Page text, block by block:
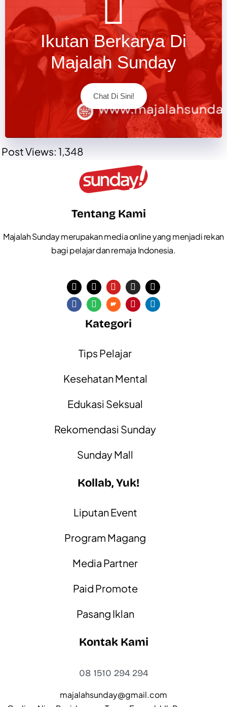
Ikutan Berkarya Di
Majalah Sunday
Chat Di Sini!
Post Views: 1,348
Tentang Kami
Majalah Sunday merupakan media online yang menjadi rekan
bagi pelajar dan remaja Indonesia.
Kategori
Tips Pelajar
Kesehatan Mental
Edukasi Seksual
Rekomendasi Sunday
Sunday Mall
Kollab, Yuk!
Liputan Event
Program Magang
Media Partner
Paid Promote
Pasang Iklan
Kontak Kami
08 1510 294 294
majalahsunday@gmail.com